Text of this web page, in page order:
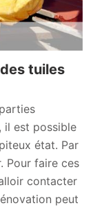
tuiles
il est possible
état. Par
Pour faire ces
contacter
peut